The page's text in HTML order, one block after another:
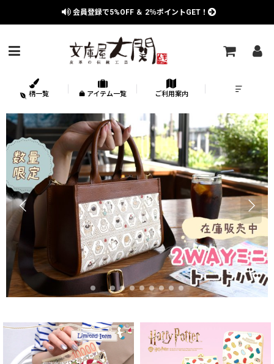
会員登録で5%OFF ＆ 2％ポイントGET！
柄一覧 アイテム一覧 ご利用案内